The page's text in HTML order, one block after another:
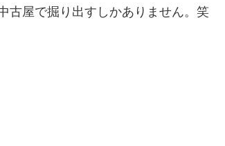
古屋で掘り出すしかありません。笑